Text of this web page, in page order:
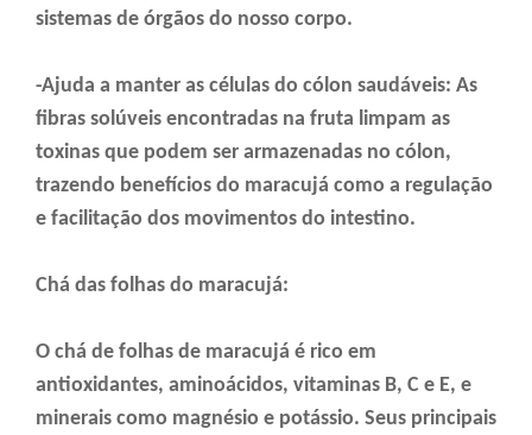
sistemas de órgãos do nosso corpo.
-Ajuda a manter as células do cólon saudáveis: As
fibras solúveis encontradas na fruta limpam as
toxinas que podem ser armazenadas no cólon,
trazendo benefícios do maracujá como a regulação
e facilitação dos movimentos do intestino.
Chá das folhas do maracujá:
O chá de folhas de maracujá é rico em
antioxidantes, aminoácidos, vitaminas B, C e E, e
minerais como magnésio e potássio. Seus principais